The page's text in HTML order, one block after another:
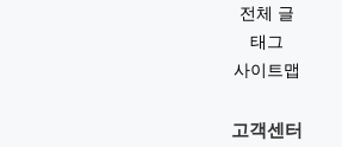
전체 글
태그
사이트맵
고객센터